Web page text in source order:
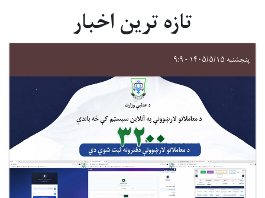
تازه ترین اخبار
پنجشنبه ۱۴۰۵/۵/۱۵ - ۹:۹